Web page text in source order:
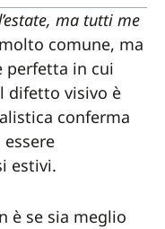
ma tutti me
comune, ma
perfetta in cui
difetto visivo è
conferma
estivi.
è se sia meglio